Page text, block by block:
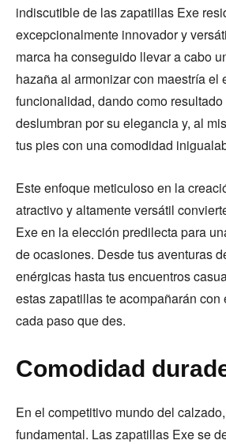
indiscutible de las zapatillas Exe
excepcionalmente innovador y
marca ha conseguido llevar a cabo
hazaña al armonizar con maestría el
funcionalidad, dando como
deslumbran por su elegancia y, al
tus pies con una comodidad
Este enfoque meticuloso en la
atractivo y altamente versátil
Exe en la elección predilecta para
de ocasiones. Desde tus aventuras
enérgicas hasta tus encuentros
estas zapatillas te acompañarán con
cada paso que des.
Comodidad
En el competitivo mundo del
fundamental. Las zapatillas Exe se